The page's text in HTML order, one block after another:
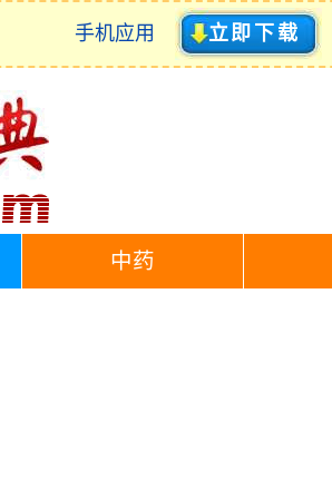
手机应用 立即下载
中药